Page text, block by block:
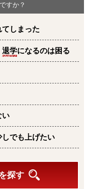
すか？
しまった
退学になるのは困る
い
しでも上げたい
探す